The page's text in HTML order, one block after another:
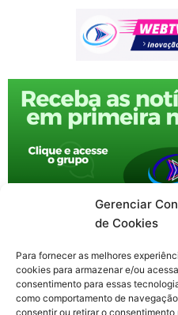
Gerenciar
de Cookies
Para fornecer as melhores
cookies para armazenar e/ou
consentimento para essas
como comportamento de
consentir ou retirar o